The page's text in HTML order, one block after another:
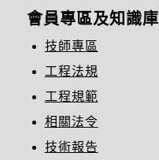
會員專區及知識庫
技師專區
工程法規
工程規範
相關法令
技術報告